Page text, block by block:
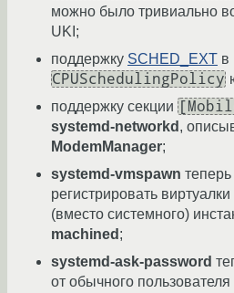
можно было тривиально
UKI;
поддержку SCHED_EXT в
CPUSchedulingPolicy
поддержку секции
systemd-networkd ,
ModemManager;
systemd-vmspawn
регистрировать
(вместо системного)
machined ;
systemd-ask-password
от обычного пользователя